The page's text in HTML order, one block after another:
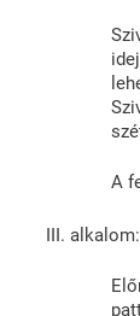
A
alkalom: